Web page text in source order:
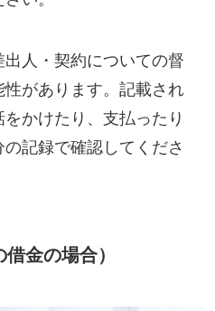
人・契約についての督
があります。記載され
かけたり、支払ったり
記録で確認してくださ
金の場合）